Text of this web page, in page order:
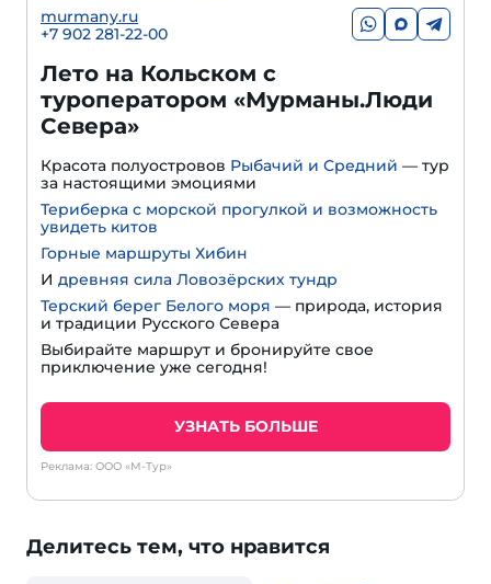
murmany.ru
+7 902 281-22-00
Лето на Кольском с
туроператором «Мурманы.Люди
Севера»
Красота полуостровов Рыбачий и Средний — тур
за настоящими эмоциями
Териберка с морской прогулкой и возможность
увидеть китов
Горные маршруты Хибин
И древняя сила Ловозёрских тундр
Терский берег Белого моря — природа, история
и традиции Русского Севера
Выбирайте маршрут и бронируйте свое
приключение уже сегодня!
УЗНАТЬ БОЛЬШЕ
Реклама: ООО «М-Тур»
Делитесь тем, что нравится